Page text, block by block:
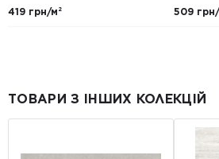
419 грн/м²
509
ТОВАРИ З ІНШИХ КОЛЕКЦІЙ